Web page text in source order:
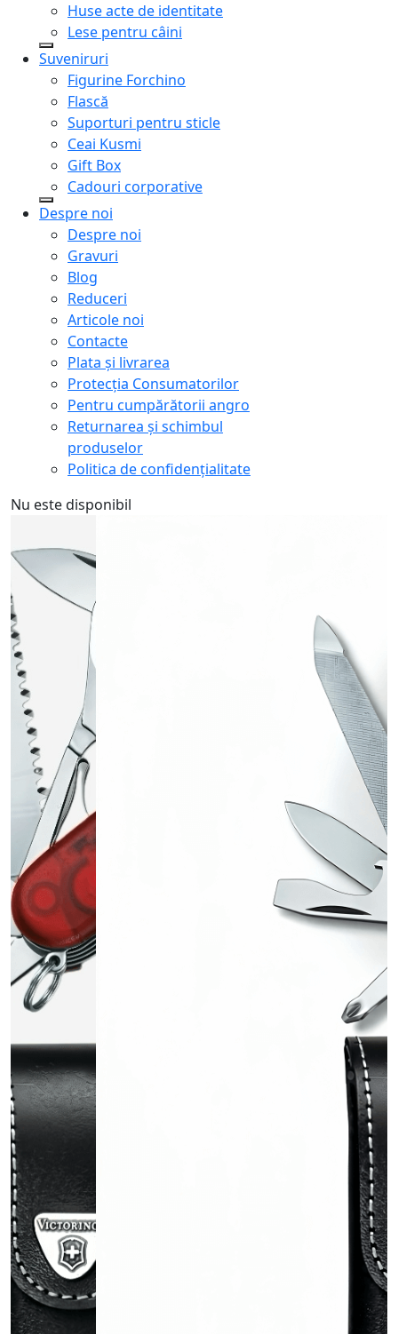
Huse acte de identitate
Lese pentru câini
Suveniruri
Figurine Forchino
Flască
Suporturi pentru sticle
Ceai Kusmi
Gift Box
Cadouri corporative
Despre noi
Despre noi
Gravuri
Blog
Reduceri
Articole noi
Contacte
Plata și livrarea
Protecţia Consumatorilor
Pentru cumpărătorii angro
Returnarea și schimbul
produselor
Politica de confidențialitate
Nu este disponibil